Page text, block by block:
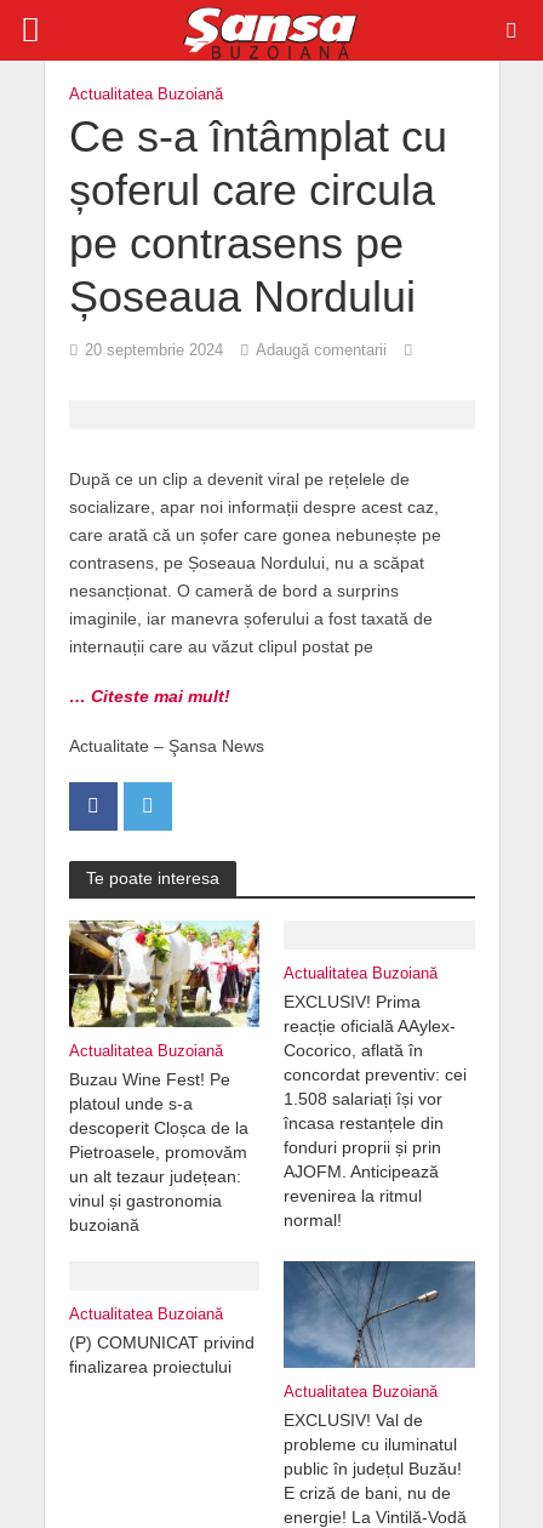
Actualitatea Buzoiană
Ce s-a întâmplat cu
șoferul care circula
pe contrasens pe
Șoseaua Nordului
20 septembrie 2024 Adaugă comentarii
După ce un clip a devenit viral pe rețelele de
socializare, apar noi informații despre acest caz,
care arată că un șofer care gonea nebunește pe
contrasens, pe Șoseaua Nordului, nu a scăpat
nesancționat. O cameră de bord a surprins
imaginile, iar manevra șoferului a fost taxată de
internauții care au văzut clipul postat pe
… Citeste mai mult!
Actualitate – Şansa News
Te poate interesa
Actualitatea Buzoiană
Buzau Wine Fest! Pe
platoul unde s-a
descoperit Cloșca de la
Pietroasele, promovăm
un alt tezaur județean:
vinul și gastronomia
buzoiană
Actualitatea Buzoiană
EXCLUSIV! Prima
reacție oficială AAylex-
Cocorico, aflată în
concordat preventiv: cei
1.508 salariați își vor
încasa restanțele din
fonduri proprii și prin
AJOFM. Anticipează
revenirea la ritmul
normal!
Actualitatea Buzoiană
(P) COMUNICAT privind
finalizarea proiectului
Actualitatea Buzoiană
EXCLUSIV! Val de
probleme cu iluminatul
public în județul Buzău!
E criză de bani, nu de
energie! La Vintilă-Vodă